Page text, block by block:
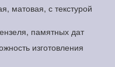
матовая, с текстурой
памятных дат
изготовления